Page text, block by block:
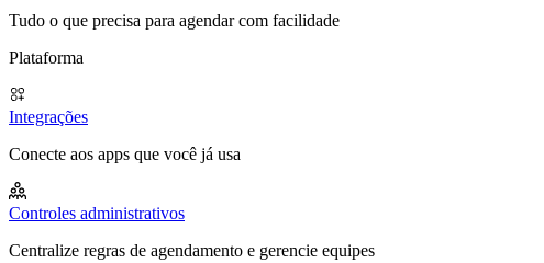
Tudo o que precisa para agendar com facilidade
Plataforma
Integrações
Conecte aos apps que você já usa
Controles administrativos
Centralize regras de agendamento e gerencie equipes